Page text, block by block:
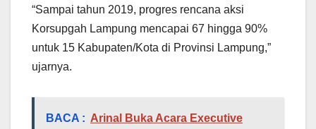
“Sampai tahun 2019, progres rencana aksi
Korsupgah Lampung mencapai 67 hingga 90%
untuk 15 Kabupaten/Kota di Provinsi Lampung,”
ujarnya.
BACA : Arinal Buka Acara Executive